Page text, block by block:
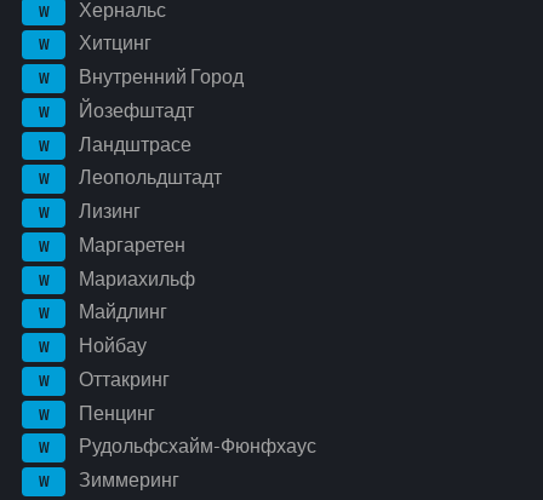
W Хернальс
W Хитцинг
W Внутренний Город
W Йозефштадт
W Ландштрасе
W Леопольдштадт
W Лизинг
W Маргаретен
W Мариахильф
W Майдлинг
W Нойбау
W Оттакринг
W Пенцинг
W Рудольфсхайм-Фюнфхаус
W Зиммеринг